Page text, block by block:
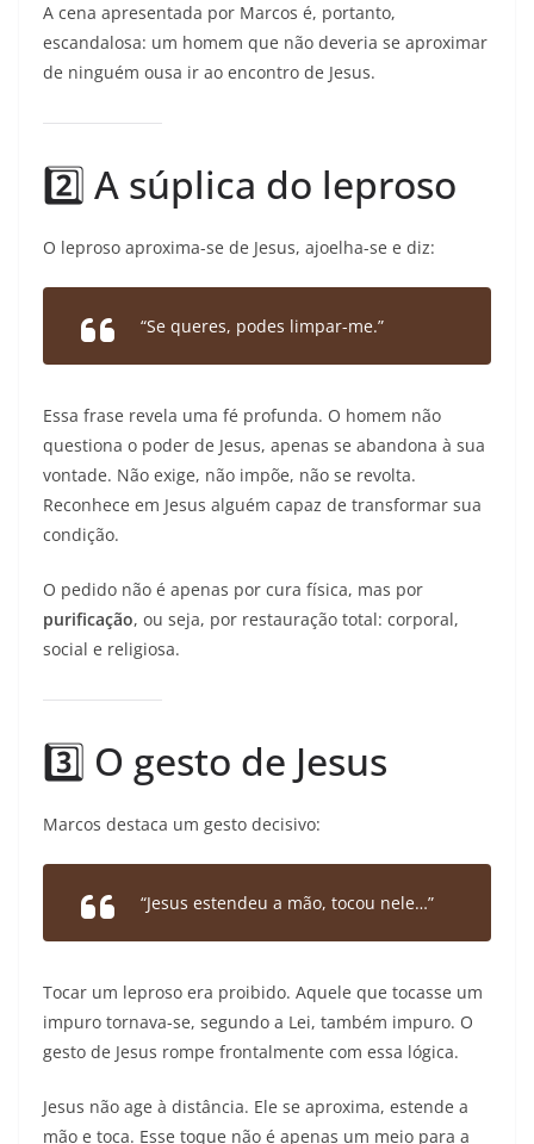
A cena apresentada por Marcos é, portanto,
escandalosa: um homem que não deveria se aproximar
de ninguém ousa ir ao encontro de Jesus.
2️⃣ A súplica do leproso
O leproso aproxima-se de Jesus, ajoelha-se e diz:
“Se queres, podes limpar-me.”
Essa frase revela uma fé profunda. O homem não
questiona o poder de Jesus, apenas se abandona à sua
vontade. Não exige, não impõe, não se revolta.
Reconhece em Jesus alguém capaz de transformar sua
condição.
O pedido não é apenas por cura física, mas por
purificação, ou seja, por restauração total: corporal,
social e religiosa.
3️⃣ O gesto de Jesus
Marcos destaca um gesto decisivo:
“Jesus estendeu a mão, tocou nele…”
Tocar um leproso era proibido. Aquele que tocasse um
impuro tornava-se, segundo a Lei, também impuro. O
gesto de Jesus rompe frontalmente com essa lógica.
Jesus não age à distância. Ele se aproxima, estende a
mão e toca. Esse toque não é apenas um meio para a